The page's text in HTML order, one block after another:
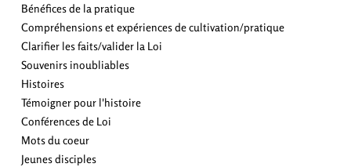
Bénéfices de la pratique
Compréhensions et expériences de cultivation/pratique
Clarifier les faits/valider la Loi
Souvenirs inoubliables
Histoires
Témoigner pour l'histoire
Conférences de Loi
Mots du coeur
Jeunes disciples